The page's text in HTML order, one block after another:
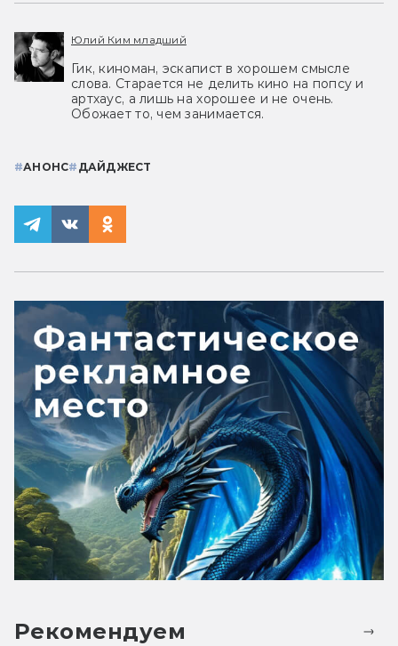
Юлий Ким младший
Гик, киноман, эскапист в хорошем смысле
слова. Старается не делить кино на попсу и
артхаус, а лишь на хорошее и не очень.
Обожает то, чем занимается.
#АНОНС# ДАЙДЖЕСТ
Рекомендуем